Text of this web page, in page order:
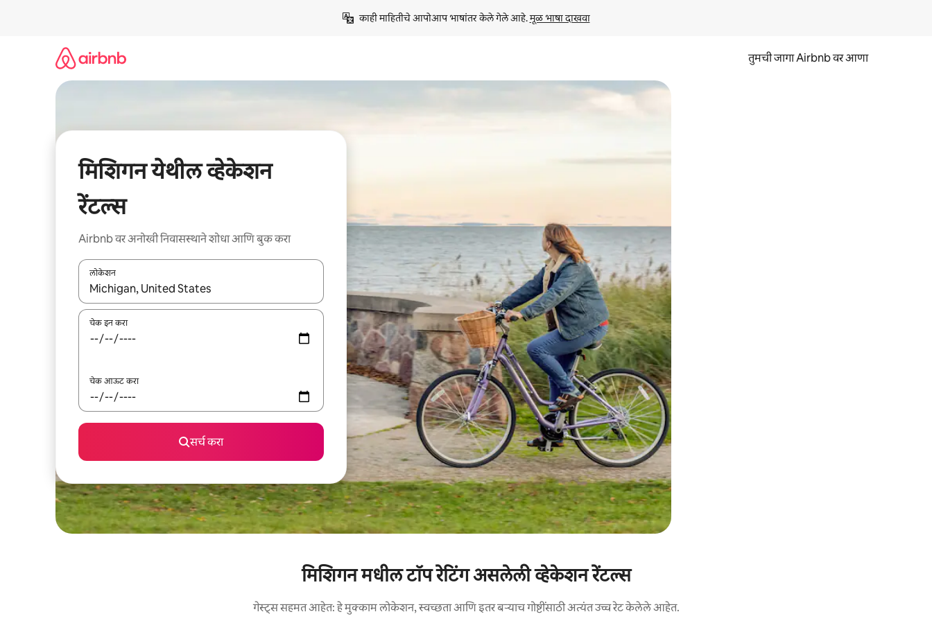
काही माहितीचे आपोआप भाषांतर केले गेले आहे. मूळ भाषा दाखवा
तुमची जागा Airbnb वर आणा
मिशिगन येथील व्हेकेशन
रेंटल्स
Airbnb वर अनोखी निवासस्थाने शोधा आणि बुक करा
लोकेशन
जेव्हा परिणाम उपलब्ध असतील, तेव्हा वरच्या आणि खाली बाणांच्या किजसह नेव्हिगेट करा किंवा स्पर्शाने स्वाइप जेश्चर्स वापरून एक्सप्लोर करा.
चेक इन करा
चेक आऊट करा
सर्च करा
मिशिगन मधील टॉप रेटिंग असलेली व्हेकेशन रेंटल्स
गेस्ट्स सहमत आहेत: हे मुक्काम लोकेशन, स्वच्छता आणि इतर बऱ्याच गोष्टींसाठी अत्यंत उच्च रेट केलेले आहेत.